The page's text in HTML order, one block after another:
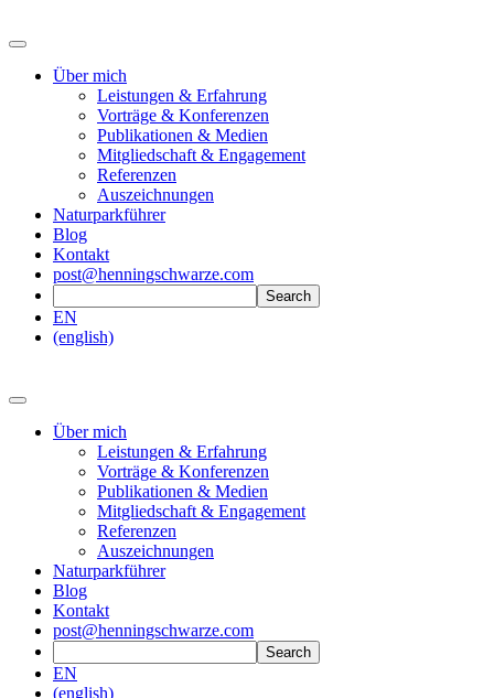
Über mich
Leistungen & Erfahrung
Vorträge & Konferenzen
Publikationen & Medien
Mitgliedschaft & Engagement
Referenzen
Auszeichnungen
Naturparkführer
Blog
Kontakt
post@henningschwarze.com
EN
(english)
Über mich
Leistungen & Erfahrung
Vorträge & Konferenzen
Publikationen & Medien
Mitgliedschaft & Engagement
Referenzen
Auszeichnungen
Naturparkführer
Blog
Kontakt
post@henningschwarze.com
EN
(english)